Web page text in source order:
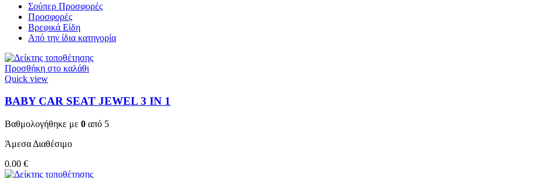
Σούπερ Προσφορές
Προσφορές
Βρεφικά Είδη
Από την ίδια κατηγορία
Προσθήκη στο καλάθι
Quick view
BABY CAR SEAT JEWEL 3 ΙΝ 1
Βαθμολογήθηκε με 0 από 5
Άμεσα Διαθέσιμο
0.00 €